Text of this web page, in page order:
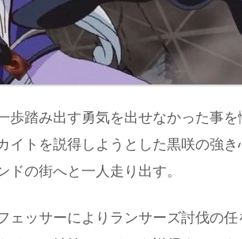
歩踏み出す勇気を出せなかった事を
イトを説得しようとした黒咲の強
ドの街へと一人走り出す。
ェッサーによりランサーズ討伐の